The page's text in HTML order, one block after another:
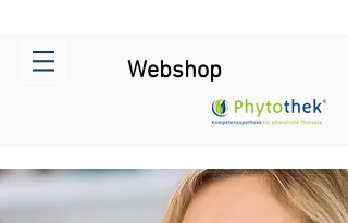
Webshop